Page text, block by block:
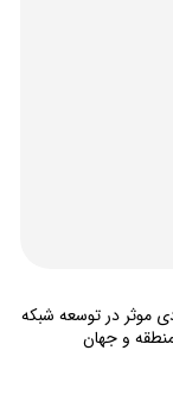
موثر در توسعه شبکه
و جهان